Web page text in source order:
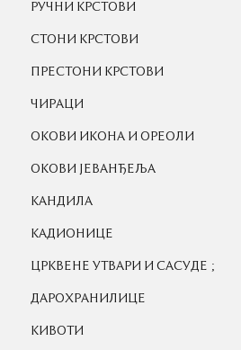
РУЧНИ КРСТОВИ
СТОНИ КРСТОВИ
ПРЕСТОНИ КРСТОВИ
ЧИРАЦИ
ОКОВИ ИКОНА И ОРЕОЛИ
ОКОВИ ЈЕВАНЂЕЉА
КАНДИЛА
КАДИОНИЦЕ
;
ЦРКВЕНЕ УТВАРИ И САСУДЕ
ДАРОХРАНИЛИЦЕ
КИВОТИ